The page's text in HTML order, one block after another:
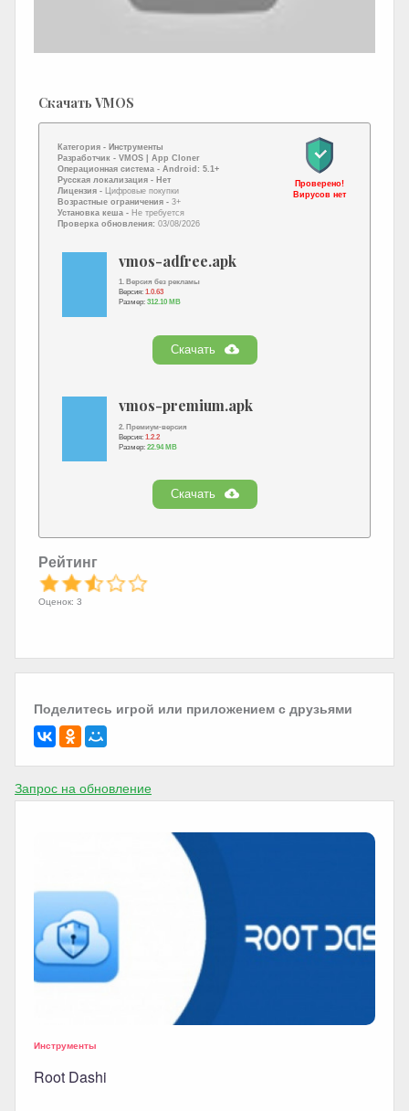
Скачать VMOS
Категория - Инструменты
Разработчик - VMOS | App Cloner
Операционная система - Android: 5.1+
Русская локализация - Нет
Лицензия -
Цифровые покупки
Возрастные ограничения - 3+
Установка кеша - Не требуется
Проверка обновления: 03/08/2026
Проверено!
Вирусов нет
vmos-adfree.apk
1. Версия без рекламы
Версия: 1.0.63
Размер: 312.10 MB
Скачать
vmos-premium.apk
2. Премиум-версия
Версия: 1.2.2
Размер: 22.94 MB
Скачать
Рейтинг
Оценок: 3
Поделитесь игрой или приложением с друзьями
Запрос на обновление
Инструменты
Root Dashi